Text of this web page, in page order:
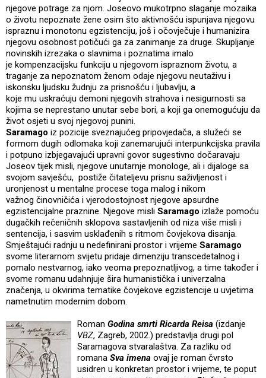
njegove potrage za njom. Joseovo mukotrpno slaganje mozaika
o životu nepoznate žene osim što aktivnošću ispunjava njegovu
ispraznu i monotonu egzistenciju, još i očovječuje i humanizira
njegovu osobnost potičući ga za zanimanje za druge. Skupljanje
novinskih izrezaka o slavnima i poznatima imalo
je kompenzacijsku funkciju u njegovom ispraznom životu, a
traganje za nepoznatom ženom odaje njegovu neutaživu i
iskonsku ljudsku žudnju za prisnošću i ljubavlju, a
koje mu uskraćuju demoni njegovih strahova i nesigurnosti sa
kojima se neprestano unutar sebe bori, a koji ga onemogućuju da
život osjeti u svoj njegovoj punini.
Saramago iz pozicije sveznajućeg pripovjedača, a služeći se
formom dugih odlomaka koji zanemarujući interpunkcijska pravila
i potpuno izbjegavajući upravni govor sugestivno dočaravaju
Joseov tijek misli, njegove unutarnje monologe, ali i dijaloge sa
svojom savješću, postiže čitateljevu prisnu saživljenost i
uronjenost u mentalne procese toga malog i nikom
važnog činovničića i vjerodostojnost njegove apsurdne
egzistencijalne praznine. Njegove misli Saramago izlaže pomoću
dugačkih rečeničnih sklopova sastavljenih od niza više misli i
sentencija, i sasvim usklađenih s ritmom čovjekova disanja.
Smještajući radnju u nedefinirani prostor i vrijeme Saramago
svome literarnom svijetu pridaje dimenziju transcedetalnog i
pomalo nestvarnog, iako veoma prepoznatljivog, a time također i
svome romanu udahnjuje šira humanistička i univerzalna
značenja, u okvirima tematike čovjekove egzistencije u uvjetima
nametnutim modernim dobom.
Roman Godina smrti Ricarda Reisa (izdanje
VBZ, Zagreb, 2002.) predstavlja drugi pol
Saramagova stvaralaštva. Za razliku od
romana Sva imena ovaj je roman čvrsto
usidren u konkretan prostor i vrijeme, te poput